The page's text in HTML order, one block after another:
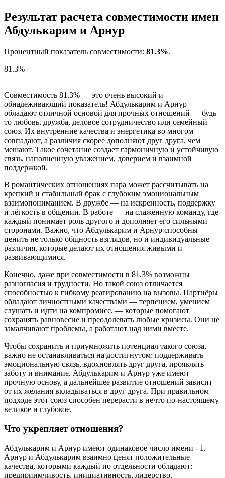
Результат расчета совместимости имен
Абдулькарим и Арнур
Процентный показатель совместимости: 81.3%.
81.3%
Совместимость 81.3% — это очень высокий и
обнадеживающий показатель! Абдулькарим и Арнур
обладают отличной основой для прочных отношений — будь
то любовь, дружба, деловое сотрудничество или семейный
союз. Их внутренние качества и энергетика во многом
совпадают, а различия скорее дополняют друг друга, чем
мешают. Такое сочетание создает гармоничную и устойчивую
связь, наполненную уважением, доверием и взаимной
поддержкой.
В романтических отношениях пара может рассчитывать на
крепкий и стабильный брак с глубоким эмоциональным
взаимопониманием. В дружбе — на искренность, поддержку
и лёгкость в общении. В работе — на слаженную команду, где
каждый понимает роль другого и дополняет его сильными
сторонами. Важно, что Абдулькарим и Арнур способны
ценить не только общность взглядов, но и индивидуальные
различия, которые делают их отношения живыми и
развивающимися.
Конечно, даже при совместимости в 81.3% возможны
разногласия и трудности. Но такой союз отличается
способностью к гибкому реагированию на вызовы. Партнёры
обладают личностными качествами — терпением, умением
слушать и идти на компромисс, — которые помогают
сохранять равновесие и преодолевать любые кризисы. Они не
замалчивают проблемы, а работают над ними вместе.
Чтобы сохранить и приумножить потенциал такого союза,
важно не останавливаться на достигнутом: поддерживать
эмоциональную связь, вдохновлять друг друга, проявлять
заботу и внимание. Абдулькарим и Арнур уже имеют
прочную основу, а дальнейшее развитие отношений зависит
от их желания вкладываться в друг друга. При правильном
подходе этот союз способен перерасти в нечто по-настоящему
великое и глубокое.
Что укрепляет отношения?
Абдулькарим и Арнур имеют одинаковое число имени - 1.
Арнур и Абдулькарим взаимно ценят положительные
качества, которыми каждый по отдельности обладают:
предприимчивость, инициативность, лидерство,